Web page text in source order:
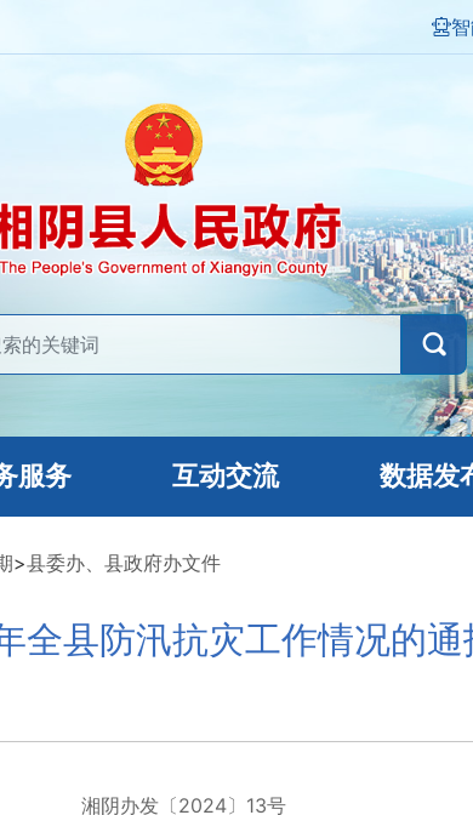
服务 互动交流 数据发
>县委办、县政府办文件
全县防汛抗灾工作情况的通
湘阴办发〔2024〕13号